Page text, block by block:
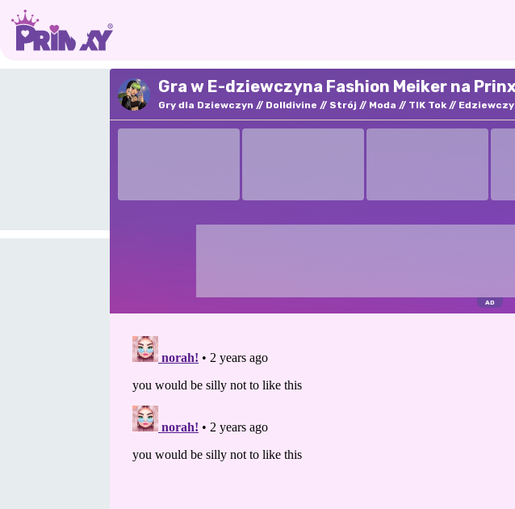
Gra w E-dziewczyna Fashion Meiker na
Gry dla Dziewczyn Dolldivine Strój Moda TIK Tok